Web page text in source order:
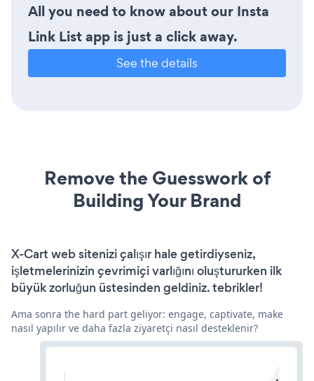
All you need to know about our Insta
Link List app is just a click away.
See the details
Remove the Guesswork of
Building Your Brand
X-Cart web sitenizi çalışır hale getirdiyseniz,
işletmelerinizin çevrimiçi varlığını oluştururken ilk
büyük zorluğun üstesinden geldiniz. tebrikler!
Ama sonra the hard part geliyor: engage, captivate, make
nasıl yapılır ve daha fazla ziyaretçi nasıl desteklenir?